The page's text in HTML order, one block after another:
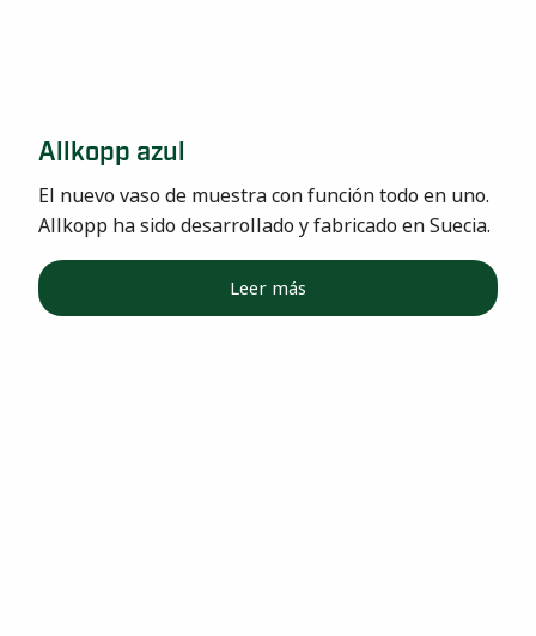
Allkopp azul
El nuevo vaso de muestra con función todo en uno.
Allkopp ha sido desarrollado y fabricado en Suecia.
Leer más